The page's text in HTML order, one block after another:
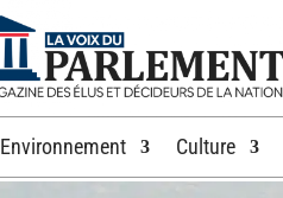
Environnement Culture